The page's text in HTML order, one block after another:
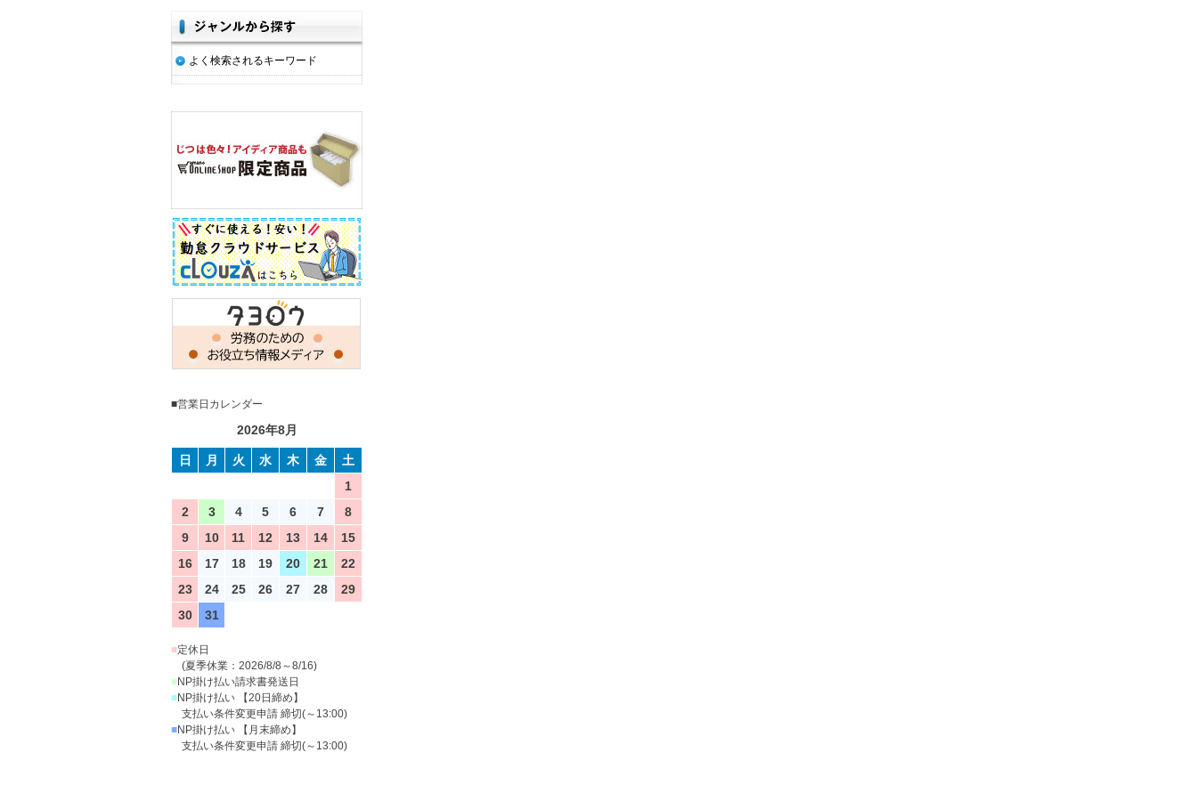
よく検索されるキーワード
■営業日カレンダー
2026年8月
日 月 火 水 木 金
土
1
2
3 4 5 6 7
8
9
10 11 12 13 14
15
16
17 18 19 20 21
22
23
24 25 26 27 28
29
30
31
■定休日
(夏季休業：2026/8/8～8/16)
■NP掛け払い請求書発送日
■NP掛け払い 【20日締め】
支払い条件変更申請 締切(～13:00)
■NP掛け払い 【月末締め】
支払い条件変更申請 締切(～13:00)